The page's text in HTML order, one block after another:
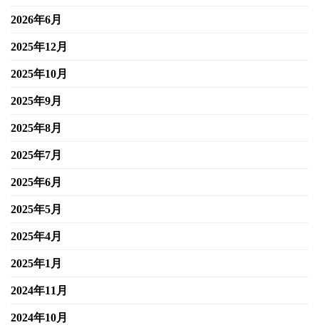
2026年6月
2025年12月
2025年10月
2025年9月
2025年8月
2025年7月
2025年6月
2025年5月
2025年4月
2025年1月
2024年11月
2024年10月